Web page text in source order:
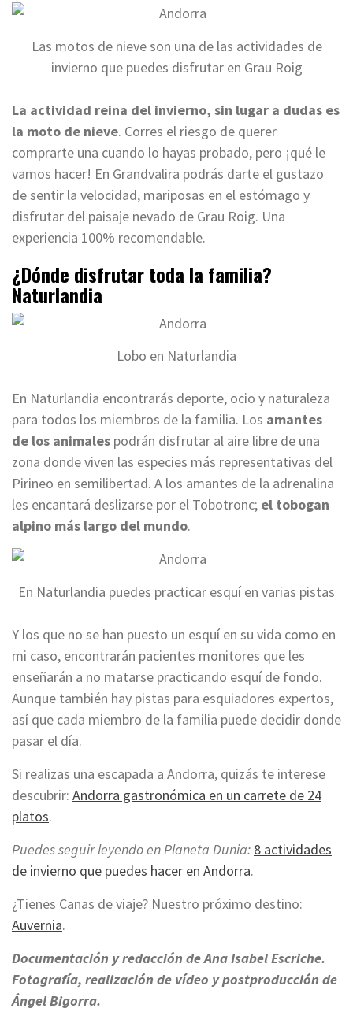
Las motos de nieve son una de las actividades de
invierno que puedes disfrutar en Grau Roig
La actividad reina del invierno, sin lugar a dudas es
la moto de nieve. Corres el riesgo de querer
comprarte una cuando lo hayas probado, pero ¡qué le
vamos hacer! En Grandvalira podrás darte el gustazo
de sentir la velocidad, mariposas en el estómago y
disfrutar del paisaje nevado de Grau Roig. Una
experiencia 100% recomendable.
¿Dónde disfrutar toda la familia?
Naturlandia
Lobo en Naturlandia
En Naturlandia encontrarás deporte, ocio y naturaleza
para todos los miembros de la familia. Los amantes
de los animales podrán disfrutar al aire libre de una
zona donde viven las especies más representativas del
Pirineo en semilibertad. A los amantes de la adrenalina
les encantará deslizarse por el Tobotronc; el tobogan
alpino más largo del mundo.
En Naturlandia puedes practicar esquí en varias pistas
Y los que no se han puesto un esquí en su vida como en
mi caso, encontrarán pacientes monitores que les
enseñarán a no matarse practicando esquí de fondo.
Aunque también hay pistas para esquiadores expertos,
así que cada miembro de la familia puede decidir donde
pasar el día.
Si realizas una escapada a Andorra, quizás te interese
descubrir: Andorra gastronómica en un carrete de 24
platos.
Puedes seguir leyendo en Planeta Dunia: 8 actividades
de invierno que puedes hacer en Andorra.
¿Tienes Canas de viaje? Nuestro próximo destino:
Auvernia.
Documentación y redacción de Ana Isabel Escriche.
Fotografía, realización de vídeo y postproducción de
Ángel Bigorra.